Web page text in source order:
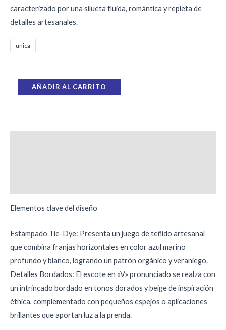
caracterizado por una silueta fluida, romántica y repleta de
detalles artesanales.
unica
AÑADIR AL CARRITO
Elementos clave del diseño
Estampado Tie-Dye: Presenta un juego de teñido artesanal
que combina franjas horizontales en color azul marino
profundo y blanco, logrando un patrón orgánico y veraniego.
Detalles Bordados: El escote en «V» pronunciado se realza con
un intrincado bordado en tonos dorados y beige de inspiración
étnica, complementado con pequeños espejos o aplicaciones
brillantes que aportan luz a la prenda.